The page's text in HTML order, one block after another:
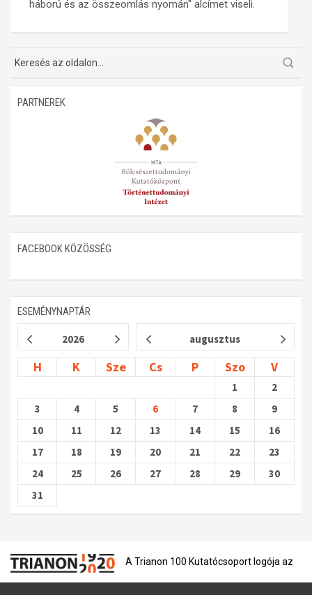
háború és az összeomlás nyomán" alcímet viseli.
PARTNEREK
FACEBOOK KÖZÖSSÉG
ESEMÉNYNAPTÁR
2026 augusztus
H K Sze Cs P Szo V
1
2
3
4 5 6 7 8
9
10
11 12 13 14 15
16
17
18 19 20 21 22
23
24
25 26 27 28 29
30
31
A Trianon 100 Kutatócsoport logója az